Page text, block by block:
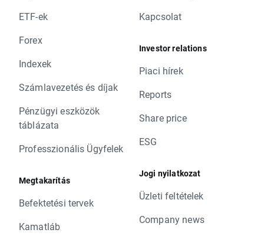
ETF-ek
Forex
Indexek
Számlavezetés és díjak
Pénzügyi eszközök
táblázata
Professzionális Ügyfelek
Megtakarítás
Befektetési tervek
Kamatláb
Kapcsolat
Investor relations
Piaci hírek
Reports
Share price
ESG
Jogi nyilatkozat
Üzleti feltételek
Company news